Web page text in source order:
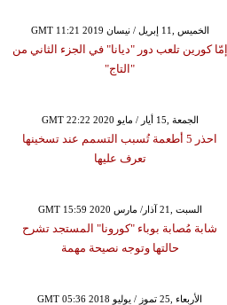
GMT 11:21 2019 الخميس ,11 إبريل / نيسان
إمّا كورين تلعب دور "ديانا" في الجزء الثاني من
"التاج"
GMT 22:22 2020 الجمعة ,15 أيار / مايو
احذر 5 أطعمة تُسبب التسمم عند تسخينها
تعرف عليها
GMT 15:59 2020 السبت ,21 آذار/ مارس
شابة مُصابة بوباء "كورونا" المستجد تشرح
حالتها وتوجه نصيحة مهمة
GMT 05:36 2018 الأربعاء ,25 تموز / يوليو